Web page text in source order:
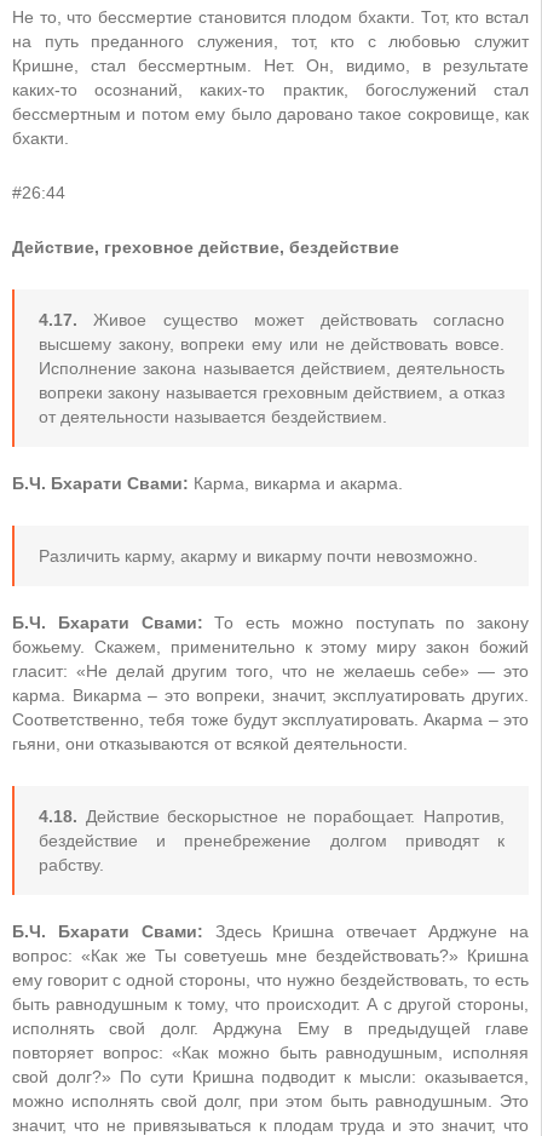
Не то, что бессмертие становится плодом бхакти. Тот, кто встал
на путь преданного служения, тот, кто с любовью служит
Кришне, стал бессмертным. Нет. Он, видимо, в результате
каких-то осознаний, каких-то практик, богослужений стал
бессмертным и потом ему было даровано такое сокровище, как
бхакти.
#26:44
Действие, греховное действие, бездействие
4.17. Живое существо может действовать согласно
высшему закону, вопреки ему или не действовать вовсе.
Исполнение закона называется действием, деятельность
вопреки закону называется греховным действием, а отказ
от деятельности называется бездействием.
Б.Ч. Бхарати Свами: Карма, викарма и акарма.
Различить карму, акарму и викарму почти невозможно.
Б.Ч. Бхарати Свами:То есть можно поступать по закону
божьему. Скажем, применительно к этому миру закон божий
гласит: «Не делай другим того, что не желаешь себе» — это
карма. Викарма – это вопреки, значит, эксплуатировать других.
Соответственно, тебя тоже будут эксплуатировать. Акарма – это
гьяни, они отказываются от всякой деятельности.
4.18. Действие бескорыстное не порабощает. Напротив,
бездействие и пренебрежение долгом приводят к
рабству.
Б.Ч. Бхарати Свами: Здесь Кришна отвечает Арджуне на
вопрос: «Как же Ты советуешь мне бездействовать?» Кришна
ему говорит с одной стороны, что нужно бездействовать, то есть
быть равнодушным к тому, что происходит. А с другой стороны,
исполнять свой долг. Арджуна Ему в предыдущей главе
повторяет вопрос: «Как можно быть равнодушным, исполняя
свой долг?» По сути Кришна подводит к мысли: оказывается,
можно исполнять свой долг, при этом быть равнодушным. Это
значит, что не привязываться к плодам труда и это значит, что